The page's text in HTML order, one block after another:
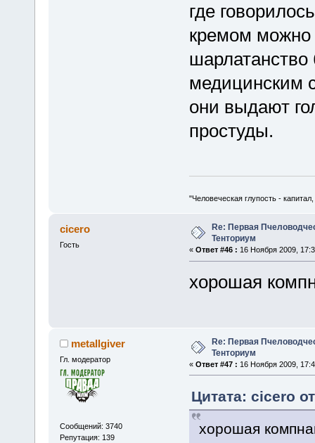
где
кремом можно
медицинским
они выдают
простуды.
"Человеческая глупость -
cicero
Гость
Re: Первая
Тенториум
« Ответ #46 : 16 Ноября 2009,
хорошая
metallgiver
Гл. модератор
Сообщений: 3740
Репутация: 139
Re: Первая
Тенториум
« Ответ #47 : 16 Ноября 2009,
Цитата: cicero
хорошая